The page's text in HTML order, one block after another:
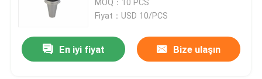
MOQ：10 PCS
Fiyat：USD 10/PCS
En iyi fiyat Bize ulaşın